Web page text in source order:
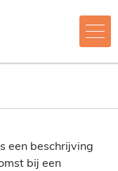
een beschrijving
bij een